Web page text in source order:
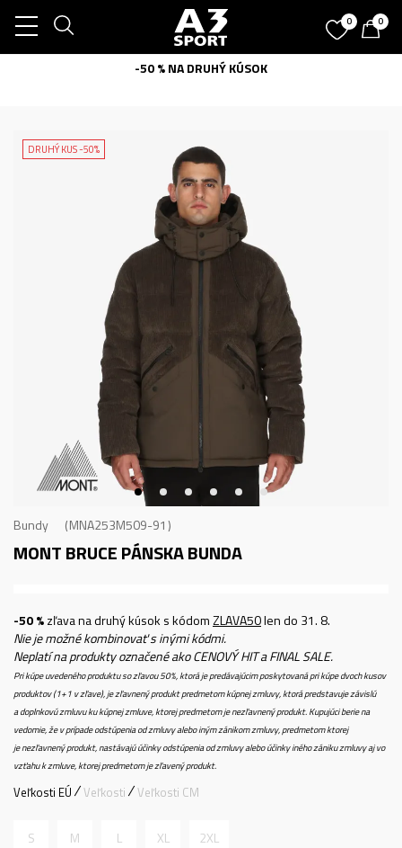
0 0
-50 % NA DRUHÝ KÚSOK
DRUHÝ KUS -50%
Bundy MNA253M509-91
MONT BRUCEPÁNSKA BUNDA
-50 %zľava na druhý kúsok s kódomZLAVA50len do 31. 8.
Nie je možné kombinovať s inými kódmi.
Neplatí na produkty označené ako CENOVÝ HIT a FINAL SALE.
Pri kúpe uvedeného produktu so zľavou 50%, ktorá je predávajúcim poskytovaná pri kúpe dvoch kusov
produktov (1+1 v zľave), je zľavnený produkt predmetom kúpnej zmluvy, ktorá predstavuje závislú
a doplnkovú zmluvu ku kúpnej zmluve, ktorej predmetom je nezľavnený produkt. Kupujúci berie na
vedomie, že v prípade odstúpenia od zmluvy alebo iným zánikom zmluvy, predmetom ktorej
je nezľavnený produkt, nastávajú účinky odstúpenia od zmluvy alebo účinky iného zániku zmluvy aj vo
vzťahu k zmluve, ktorej predmetom je zľavený produkt.
Veľkosti EÚ Veľkosti Veľkosti CM
S M L XL 2XL